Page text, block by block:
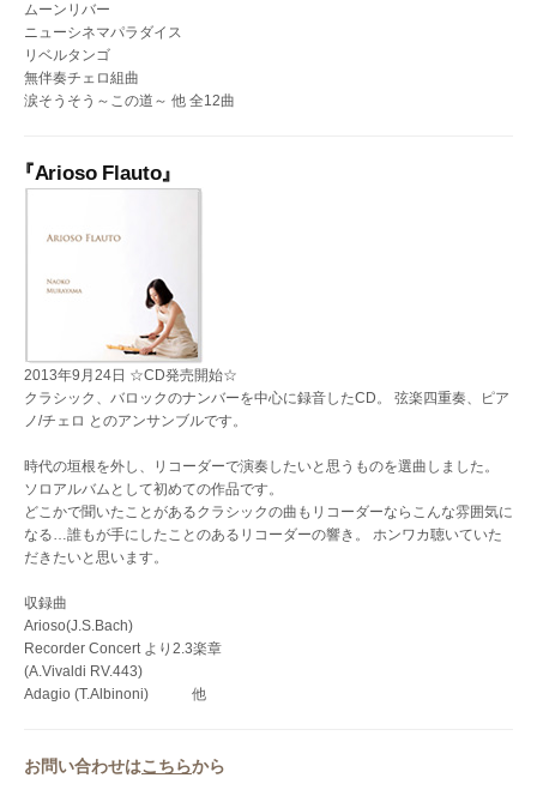
ムーンリバー
ニューシネマパラダイス
リベルタンゴ
無伴奏チェロ組曲
涙そうそう～この道～ 他 全12曲
Arioso Flauto』
2013年9月24日 ☆CD発売開始☆
クラシック、バロックのナンバーを中心に録音したCD。 弦楽四重奏、ピア
ノ/チェロ とのアンサンブルです。
時代の垣根を外し、リコーダーで演奏したいと思うものを選曲しました。
ソロアルバムとして初めての作品です。
どこかで聞いたことがあるクラシックの曲もリコーダーならこんな雰囲気に
なる…誰もが手にしたことのあるリコーダーの響き。 ホンワカ聴いていた
だきたいと思います。
収録曲
Arioso(J.S.Bach)
Recorder Concert より2.3楽章
(A.Vivaldi RV.443)
Adagio (T.Albinoni) 他
お問い合わせはこちらから